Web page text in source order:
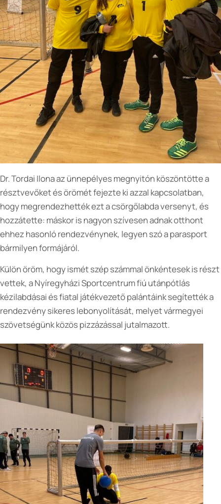
Dr. Tordai Ilona az ünnepélyes megnyitón köszöntötte a
résztvevőket és örömét fejezte ki azzal kapcsolatban,
hogy megrendezhették ezt a csörgőlabda versenyt, és
hozzátette: máskor is nagyon szívesen adnak otthont
ehhez hasonló rendezvénynek, legyen szó a parasport
bármilyen formájáról.
Külön öröm, hogy ismét szép számmal önkéntesek is részt
vettek, a Nyíregyházi Sportcentrum fiú utánpótlás
kézilabdásai és fiatal játékvezető palántáink segítették a
rendezvény sikeres lebonyolítását, melyet vármegyei
szövetségünk közös pizzázással jutalmazott.